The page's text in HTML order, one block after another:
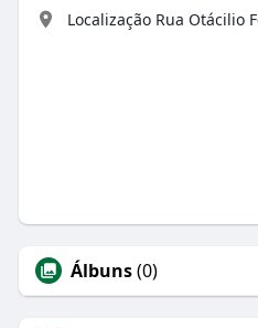
Localização Rua Otácilio
Álbuns(0)